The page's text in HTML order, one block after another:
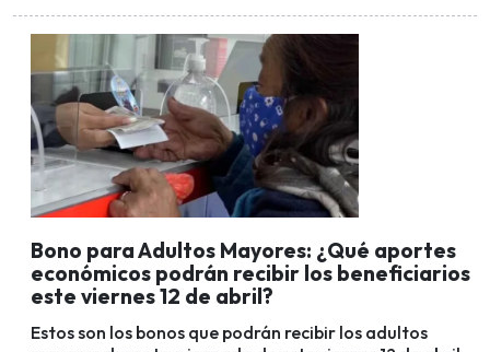
Bono para Adultos Mayores: ¿Qué aportes
económicos podrán recibir los beneficiarios
este viernes 12 de abril?
Estos son los bonos que podrán recibir los adultos